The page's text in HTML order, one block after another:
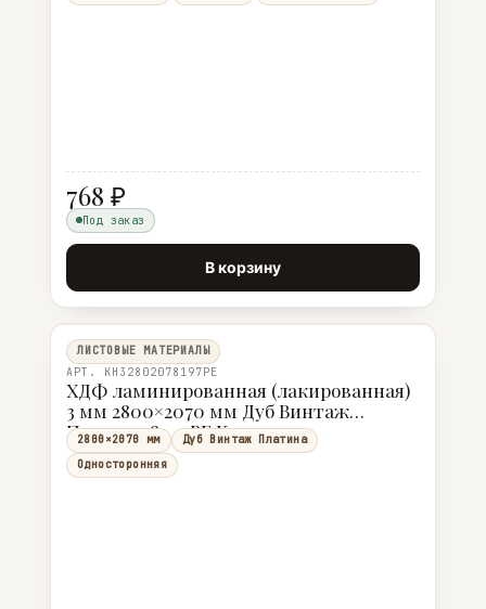
768 ₽
Под заказ
В корзину
ЛИСТОВЫЕ МАТЕРИАЛЫ
АРТ. KH32802078197PE
ХДФ ламинированная (лакированная)
3 мм 2800×2070 мм Дуб Винтаж
Платина 8197 РЕ Кроношпан
2800×2070 мм
Дуб Винтаж Платина
Односторонняя